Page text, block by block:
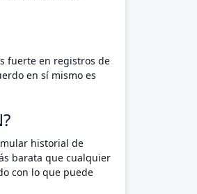
fuerte en registros de
en sí mismo es
historial de
barata que cualquier
con lo que puede